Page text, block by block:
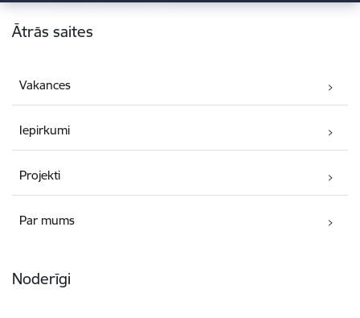
Kājene
Ātrās saites
Vakances
Iepirkumi
Projekti
Par mums
Noderīgi